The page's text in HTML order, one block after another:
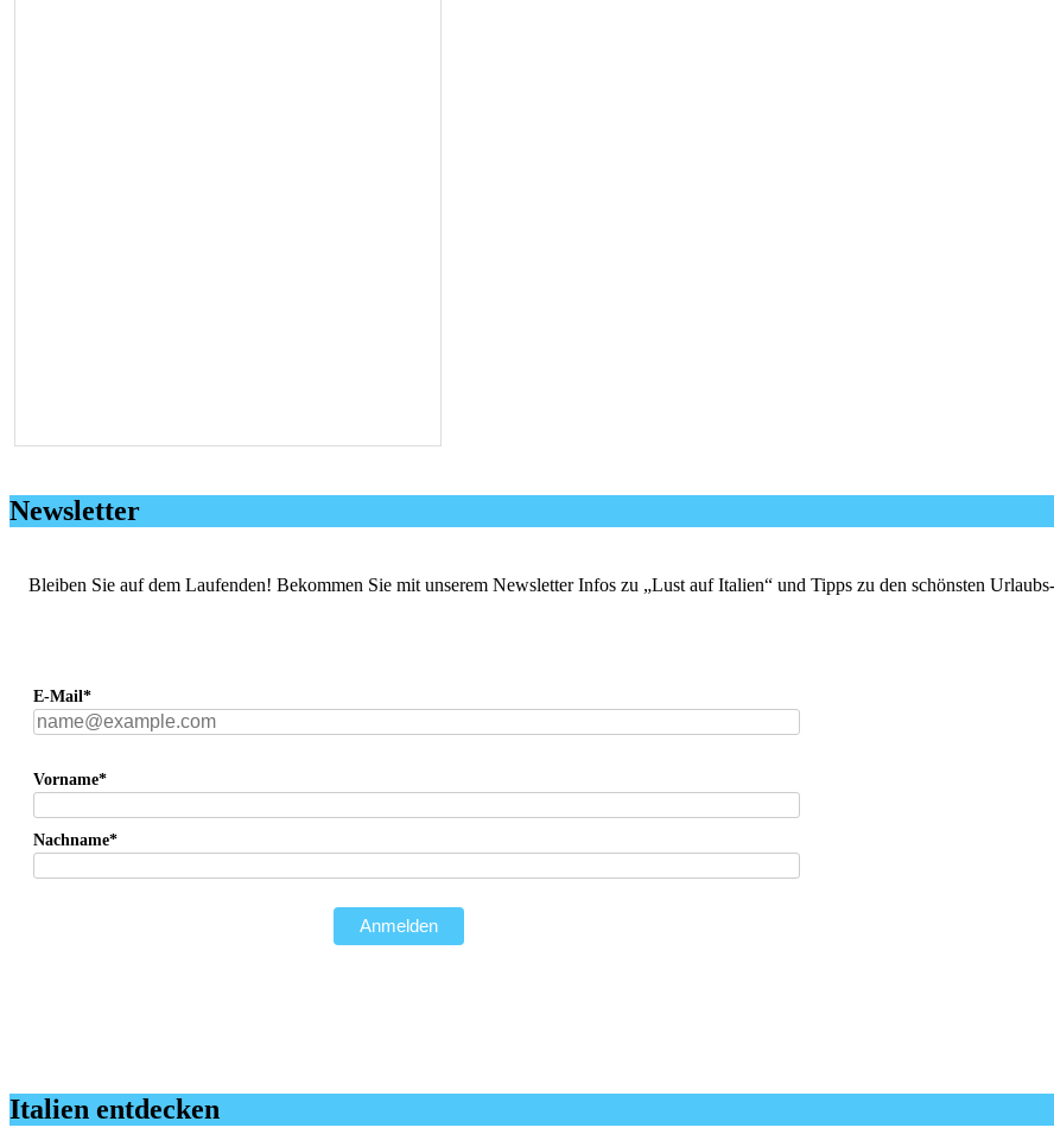
Newsletter
Bleiben Sie auf dem Laufenden! Bekommen Sie mit unserem Newsletter Infos zu „Lust auf Italien“ und Tipps zu den schönsten
E-Mail*
Vorname*
Nachname*
Anmelden
Italien entdecken